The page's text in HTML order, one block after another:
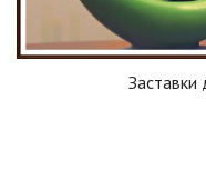
Заставки